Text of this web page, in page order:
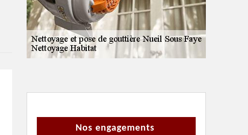
Nos engagements